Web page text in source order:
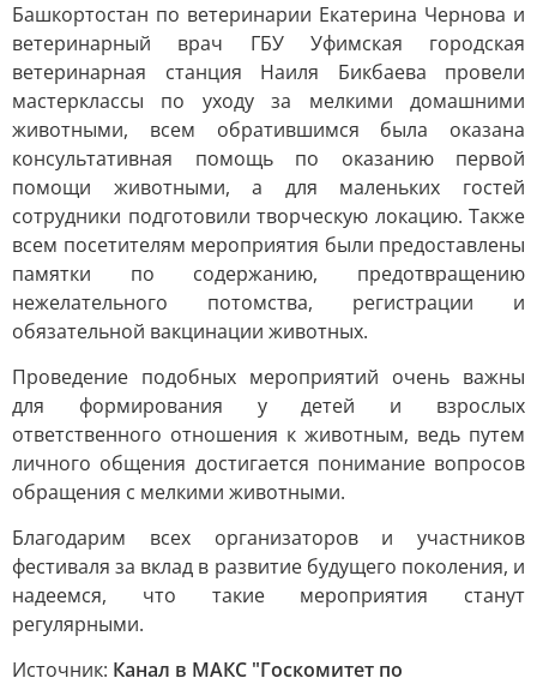
Башкортостан по ветеринарии Екатерина Чернова и
ветеринарный врач ГБУ Уфимская городская
ветеринарная станция Наиля Бикбаева провели
мастерклассы по уходу за мелкими домашними
животными, всем обратившимся была оказана
консультативная помощь по оказанию первой
помощи животными, а для маленьких гостей
сотрудники подготовили творческую локацию. Также
всем посетителям мероприятия были предоставлены
памятки по содержанию, предотвращению
нежелательного потомства, регистрации и
обязательной вакцинации животных.
Проведение подобных мероприятий очень важны
для формирования у детей и взрослых
ответственного отношения к животным, ведь путем
личного общения достигается понимание вопросов
обращения с мелкими животными.
Благодарим всех организаторов и участников
фестиваля за вклад в развитие будущего поколения, и
надеемся, что такие мероприятия станут
регулярными.
Источник: Канал в МАКС "Госкомитет по